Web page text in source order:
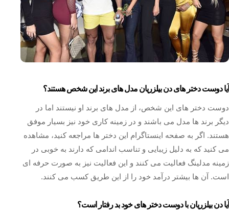
آیا دوست دختر های دن بیلزریان مدل های برند این شخص هستند؟
دوست دختر های این شخص، از مدل های برند او نیستند اما در
دیگر برند ها مدل می باشند و در زمینه کاری خود نیز بسیار موفق
هستند. اگر به صفحه اینستاگرام این دختر ها مراجعه کنید، مشاهده
می کنید که به دلیل زیبایی و تناسب اندامی که دارند به خوبی در
زمینه مدلینگ فعالیت می کنند و این فعالیت نیز به صورت حرفه ای
است. آن ها بیشتر درآمد خود را از این طریق کسب می کنند.
آیا دن بیلزریان با دوست دختر های خود بد رفتار است؟